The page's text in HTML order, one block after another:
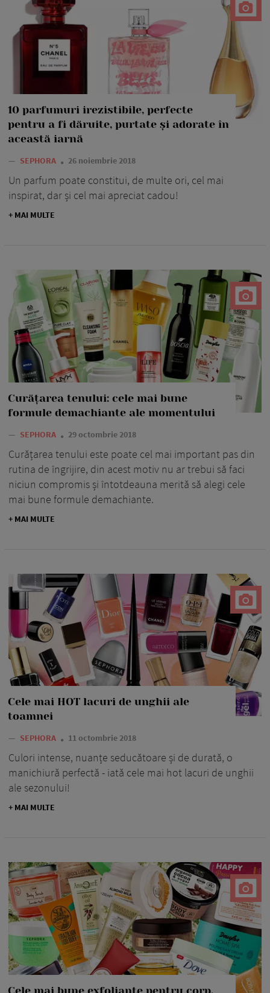
10 parfumuri irezistibile, perfecte
pentru a fi dăruite, purtate și adorate în
această iarnă
— SEPHORA 26 noiembrie 2018
Un parfum poate constitui, de multe ori, cel mai
inspirat, dar și cel mai apreciat cadou!
+ MAI MULTE
Curățarea tenului: cele mai bune
formule demachiante ale momentului
— SEPHORA 29 octombrie 2018
Curățarea tenului este poate cel mai important pas din
rutina de îngrijire, din acest motiv nu ar trebui să faci
niciun compromis și întotdeauna merită să alegi cele
mai bune formule demachiante.
+ MAI MULTE
Cele mai HOT lacuri de unghii ale
toamnei
— SEPHORA 11 octombrie 2018
Culori intense, nuanțe seducătoare și de durată, o
manichiură perfectă - iată cele mai hot lacuri de unghii
ale sezonului!
+ MAI MULTE
Cele mai bune exfoliante pentru corp,